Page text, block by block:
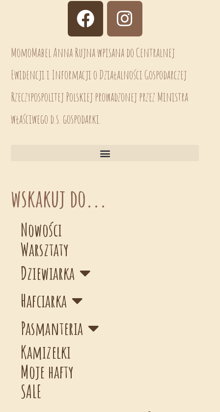
MomoMabel Anna Rujna wpisana do Centralnej
Ewidencji i Informacji o Działalności Gospodarczej
Rzeczypospolitej Polskiej prowadzonej przez Ministra
właściwego d.s. gospodarki.
wskakuj do...
Nowości
Warsztaty
Dziewiarka
Hafciarka
Pasmanteria
Kamizelki
Moje hafty
SALE